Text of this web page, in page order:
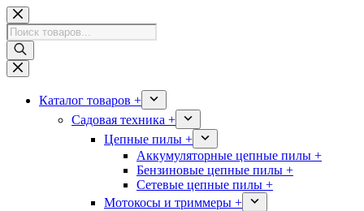
Перейти
к
сути
Поиск
товаров
Каталог товаров +
Садовая техника +
Цепные пилы +
Аккумуляторные цепные пилы +
Бензиновые цепные пилы +
Сетевые цепные пилы +
Мотокосы и триммеры +